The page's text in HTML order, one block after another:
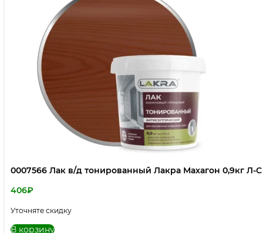
0007566 Лак в/д тонированный Лакра Махагон 0,9кг Л-С
406₽
Уточняте скидку
В корзину